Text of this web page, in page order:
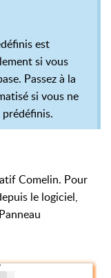
est
si vous
Passez à la
si vous ne
prédéfinis.
Comelin. Pour
le logiciel,